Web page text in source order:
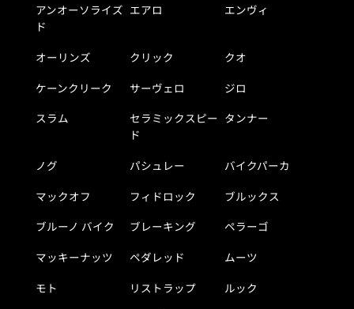
アンオーソライズ
ド
エアロ エンヴィ
オーリンズ クリック
クオ
ケーンクリーク
サーヴェロ
ジロ
スラム
セラミックスピー
ド
タンナー
ノグ パシュレー
バイクパーカ
マックオフ
フィドロック
ブルックス
ブルーノ バイク
ブレーキング
ペラーゴ
マッキーナッツ
ペダレッド
ムーツ
モト
リストラップ
ルック